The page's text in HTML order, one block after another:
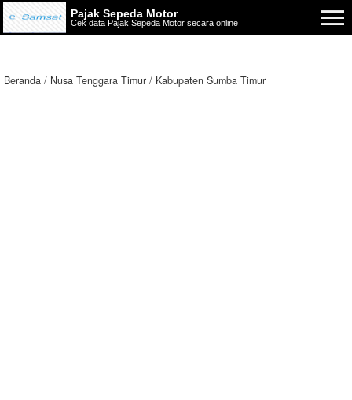
Pajak Sepeda Motor
Cek data Pajak Sepeda Motor secara online
Beranda Nusa Tenggara Timur Kabupaten Sumba Timur